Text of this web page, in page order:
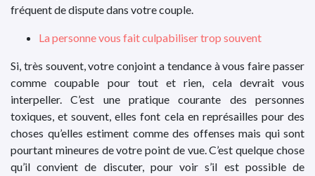
fréquent de dispute dans votre couple.
La personne vous fait culpabiliser trop souvent
Si, très souvent, votre conjoint a tendance à vous faire passer
comme coupable pour tout et rien, cela devrait vous
interpeller. C’est une pratique courante des personnes
toxiques, et souvent, elles font cela en représailles pour des
choses qu’elles estiment comme des offenses mais qui sont
pourtant mineures de votre point de vue. C’est quelque chose
qu’il convient de discuter, pour voir s’il est possible de